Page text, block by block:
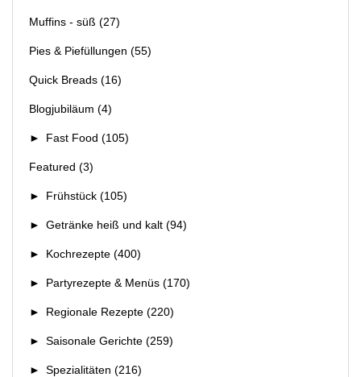
Muffins - süß (27)
Pies & Piefüllungen (55)
Quick Breads (16)
Blogjubiläum (4)
► Fast Food (105)
Featured (3)
► Frühstück (105)
► Getränke heiß und kalt (94)
► Kochrezepte (400)
► Partyrezepte & Menüs (170)
► Regionale Rezepte (220)
► Saisonale Gerichte (259)
► Spezialitäten (216)